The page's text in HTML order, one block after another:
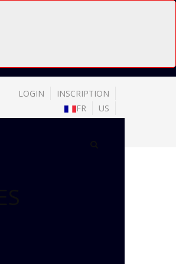
LOGIN
INSCRIPTION
FR
US